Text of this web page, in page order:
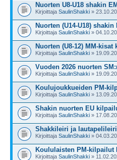
Nuorten U8-U18 shakin
Kirjoittaja SaulinShakki »
Nuorten (U14-U18)
Kirjoittaja SaulinShakki »
Nuorten (U8-12) MM-
Kirjoittaja SaulinShakki »
Vuoden 2026 nuorten
Kirjoittaja SaulinShakki »
Koulujoukkueiden PM-
Kirjoittaja SaulinShakki »
Shakin nuorten EU
Kirjoittaja SaulinShakki »
Shakkileiri ja
Kirjoittaja SaulinShakki »
Koululaisten PM-kilpailut
Kirjoittaja SaulinShakki »